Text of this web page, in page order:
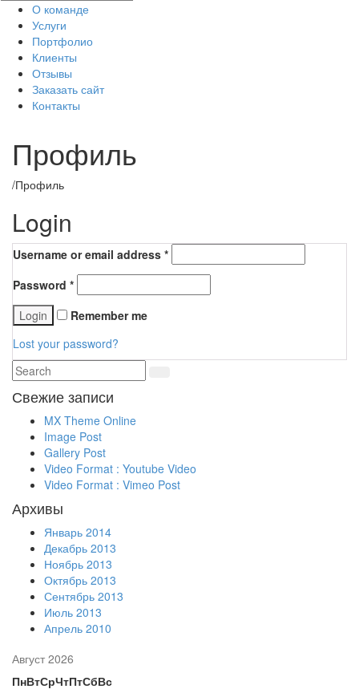
О команде
Услуги
Портфолио
Клиенты
Отзывы
Заказать сайт
Контакты
Профиль
/Профиль
Login
Username or email address *
Password *
Remember me
Lost your password?
Свежие записи
MX Theme Online
Image Post
Gallery Post
Video Format : Youtube Video
Video Format : Vimeo Post
Архивы
Январь 2014
Декабрь 2013
Ноябрь 2013
Октябрь 2013
Сентябрь 2013
Июль 2013
Апрель 2010
Август 2026
ПнВтСрЧтПтСбВс